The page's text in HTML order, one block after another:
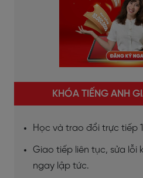
KHÓA TIẾNG ANH
Học và trao đổi trực tiếp
Giao tiếp liên tục, sửa lỗi
ngay lập tức.